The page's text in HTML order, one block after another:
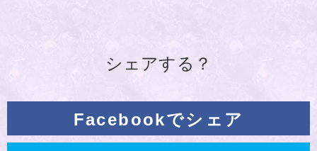
シェアする？
Facebookでシェア